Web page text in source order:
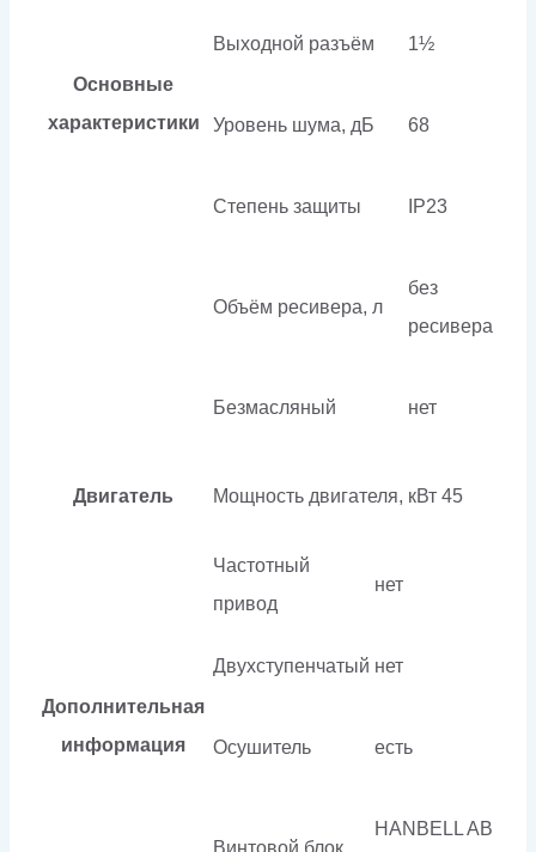
Основные
характеристики
Выходной разъём 1½
Уровень шума, дБ 68
Степень защиты IP23
Объём ресивера, л
без
ресивера
Безмасляный нет
Двигатель Мощность двигателя, кВт 45
Дополнительная
информация
Частотный
привод
нет
Двухступенчатый нет
Осушитель есть
Винтовой блок
HANBELL AB